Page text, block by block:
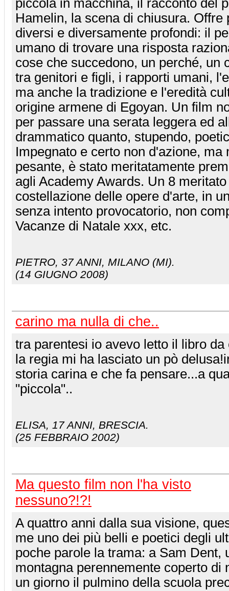
piccola in macchina, il racconto del
Hamelin, la scena di chiusura. Offre
diversi e diversamente profondi: il
umano di trovare una risposta
cose che succedono, un perché, un
tra genitori e figli, i rapporti umani,
ma anche la tradizione e l'eredità
origine armene di Egoyan. Un film
per passare una serata leggera ed
drammatico quanto, stupendo,
Impegnato e certo non d'azione, ma
pesante, è stato meritatamente
agli Academy Awards. Un 8
costellazione delle opere d'arte, in
senza intento provocatorio, non
Vacanze di Natale xxx, etc.
PIETRO, 37 ANNI, MILANO (MI).
(14 GIUGNO 2008)
carino ma nulla di che..
tra parentesi io avevo letto il libro
la regia mi ha lasciato un pò
storia carina e che fa pensare...a
"piccola"..
ELISA, 17 ANNI, BRESCIA.
(25 FEBBRAIO 2002)
Ma questo film non l'ha visto
nessuno?!?!
A quattro anni dalla sua visione,
me uno dei più belli e poetici degli
poche parole la trama: a Sam Dent,
montagna perennemente coperto di
un giorno il pulmino della scuola